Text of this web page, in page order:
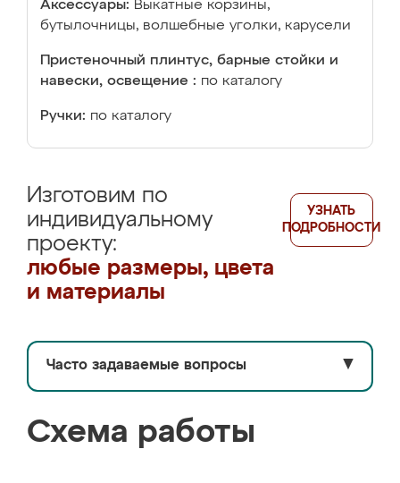
Аксессуары: Выкатные корзины,
бутылочницы, волшебные уголки, карусели
Пристеночный плинтус, барные стойки и
навески, освещение : по каталогу
Ручки: по каталогу
Изготовим по
индивидуальному
проекту:
любые размеры, цвета
и материалы
УЗНАТЬ
ПОДРОБНОСТИ
Часто задаваемые вопросы ▼
Схема работы